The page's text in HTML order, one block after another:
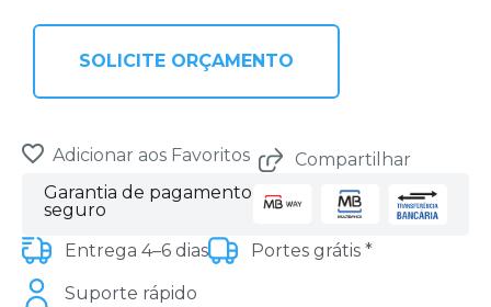
SOLICITE ORÇAMENTO
Adicionar aos Favoritos
Compartilhar
Garantia de pagamento
seguro
Entrega 4–6 dias
Portes grátis *
Suporte rápido